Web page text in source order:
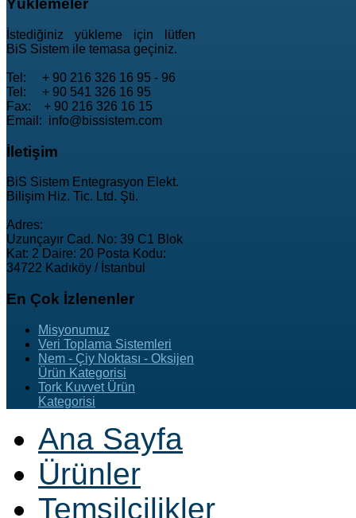
Yüklemeler
İstediğiniz yükleme için lütfen
BiS Sistem ile temasa geçiniz.
Tel: + 90 216 326 16 95 - 96
Tel: + 90 541 326 16 95
Fax: + 90 216 326 16 15
Email: info@bissistem.com
İletişim
BiS Sistem Entegrasyon Elekt.
Bilişim Hiz. Tic. Ltd. Şti.
Adres:
Uzunçayır Cad. No: 39 C1 Blok
Kat: 2 Daire: 20 Posta Kodu:
34722 Kadıköy / İstanbul
En Çok İzlenenler
Misyonumuz
Veri Toplama Sistemleri
Nem - Çiy Noktası - Oksijen
Ürün Kategorisi
Tork Kuvvet Ürün
Kategorisi
Ana Sayfa
Ürünler
Temsilcilikler